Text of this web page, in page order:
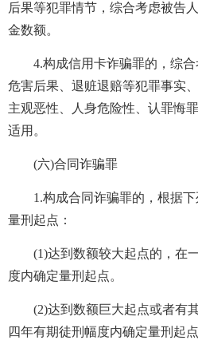
后果等犯罪情节，综合考虑被告
金数额。
4.构成信用卡诈骗罪的，综合
危害后果、退赃退赔等犯罪事实
主观恶性、人身危险性、认罪悔
适用。
(六)合同诈骗罪
1.构成合同诈骗罪的，根据下
量刑起点：
(1)达到数额较大起点的，在一
度内确定量刑起点。
(2)达到数额巨大起点或者有其
四年有期徒刑幅度内确定量刑起点